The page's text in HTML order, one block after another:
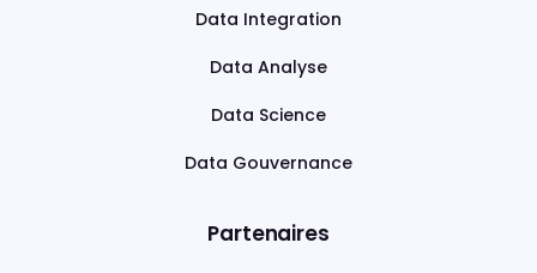
Data Integration
Data Analyse
Data Science
Data Gouvernance
Partenaires